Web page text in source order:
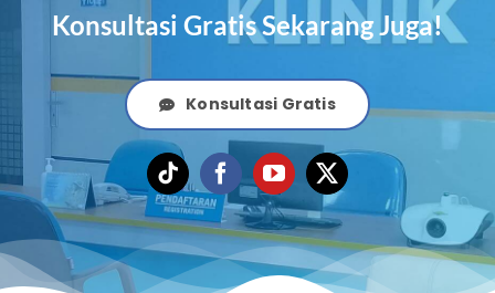
Konsultasi Gratis Sekarang Juga!
Konsultasi Gratis